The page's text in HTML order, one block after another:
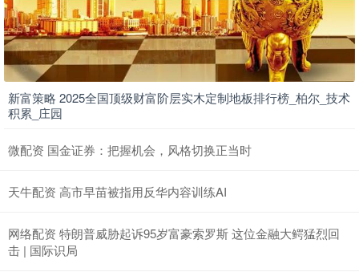
新富策略 2025全国顶级财富阶层实木定制地板排行榜_柏尔_技术
积累_庄园
微配资 国金证券：把握机会，风格切换正当时
天牛配资 高市早苗被指用反华内容训练AI
网络配资 特朗普威胁起诉95岁富豪索罗斯 这位金融大鳄猛烈回
击 | 国际识局